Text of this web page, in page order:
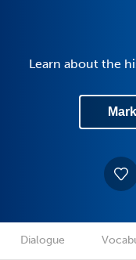
Learn about the
Dialogue